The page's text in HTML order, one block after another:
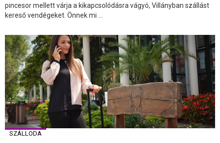
pincesor mellett várja a kikapcsolódásra vágyó, Villányban szállást
kereső vendégeket. Önnek mi ...
SZÁLLODA